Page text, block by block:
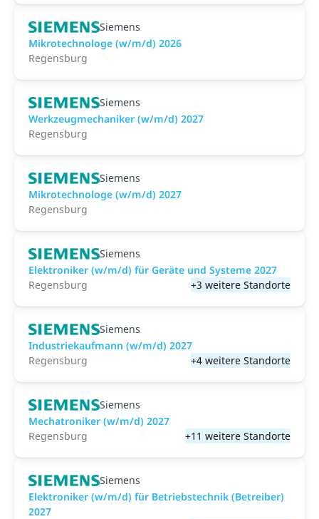
Siemens
Mikrotechnologe (w/m/d) 2026
Regensburg
Siemens
Werkzeugmechaniker (w/m/d) 2027
Regensburg
Siemens
Mikrotechnologe (w/m/d) 2027
Regensburg
Siemens
Elektroniker (w/m/d) für Geräte und Systeme 2027
Regensburg
+3 weitere Standorte
Siemens
Industriekaufmann (w/m/d) 2027
Regensburg
+4 weitere Standorte
Siemens
Mechatroniker (w/m/d) 2027
Regensburg
+11 weitere Standorte
Siemens
Elektroniker (w/m/d) für Betriebstechnik (Betreiber)
2027